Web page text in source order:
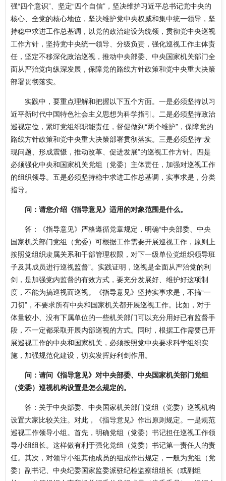
强“四个意识”、坚定“四个自信”，坚决维护习近平总书记党中央的
核心、全党的核心地位，坚决维护党中央权威和集中统一领导，坚
持稳中求进工作总基调，以党的政治建设为统领，贯彻党中央巡视
工作方针，坚持党中央统一领导、分级负责，强化巡视工作主体责
任，坚定不移深化政治巡视，推动中央部委、中央国家机关部门全
面从严治党向纵深发展，保障党的路线方针政策和党中央重大决策
部署贯彻落实。
实践中，要重点理解和把握以下五个方面。一是必须坚持以习
近平新时代中国特色社会主义思想为科学指引。二是必须坚持政治
巡视定位，紧盯党组织职能责任，督促做到“两个维护”，保障党的
路线方针政策和党中央重大决策部署贯彻落实。三是必须坚持“发
现问题、形成震慑，推动改革、促进发展”的巡视工作方针。四是
必须强化中央和国家机关党组（党委）主体责任，加强对巡视工作
的组织领导。五是必须坚持稳中求进工作总基调，实事求是，分类
指导。
问：请您介绍《指导意见》适用的对象范围是什么。
答：《指导意见》严格遵循党章规定，明确“中央部委、中央
国家机关部门党组（党委）可根据工作需要开展巡视工作，原则上
按照党组织隶属关系和干部管理权限，对下一级单位党组织领导班
子及其成员进行巡视监督”。实践证明，巡视是全面从严治党的利
剑，是加强党内监督的有效方式，要充分发展好、维护好这项制
度，不能为搞巡视而巡视。《指导意见》坚持实事求是，不搞“一
刀切”，不要求所有中央和国家机关都开展巡视工作。比如，对于
体量较小、没有下属单位的一些机关部门可以充分用好已有监督手
段，不一定都采取开展内部巡视的方式。同时，根据工作需要已开
展巡视工作的中央和国家机关，必须按照党中央要求科学组织实
施，加强规范化建设，切实发挥好利剑作用。
问：请问《指导意见》对中央部委、中央国家机关部门党组
（党委）巡视机构设置是怎么规定的。
答：关于中央部委、中央国家机关部门党组（党委）巡视机构
设置大家比较关注。对此，《指导意见》作出原则规定。一是规范
巡视工作领导小组。首先，明确党组（党委）书记担任巡视工作领
导小组组长。这样做有利于强化党组（党委）书记第一责任人的责
任。其次，对领导小组其他成员的组成作出规定，一般为党组（党
委）副书记、中央纪委国家监委派驻纪检监察组组长（或副组